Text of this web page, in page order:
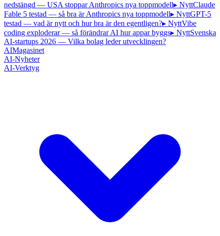
nedstängd — USA stoppar Anthropics nya toppmodell▸ NyttClaude
Fable 5 testad — så bra är Anthropics nya toppmodell▸ NyttGPT-5
testad — vad är nytt och hur bra är den egentligen?▸ NyttVibe
coding exploderar — så förändrar AI hur appar byggs▸ NyttSvenska
AI-startups 2026 — Vilka bolag leder utvecklingen?
AIMagasinet
AI-Nyheter
AI-Verktyg